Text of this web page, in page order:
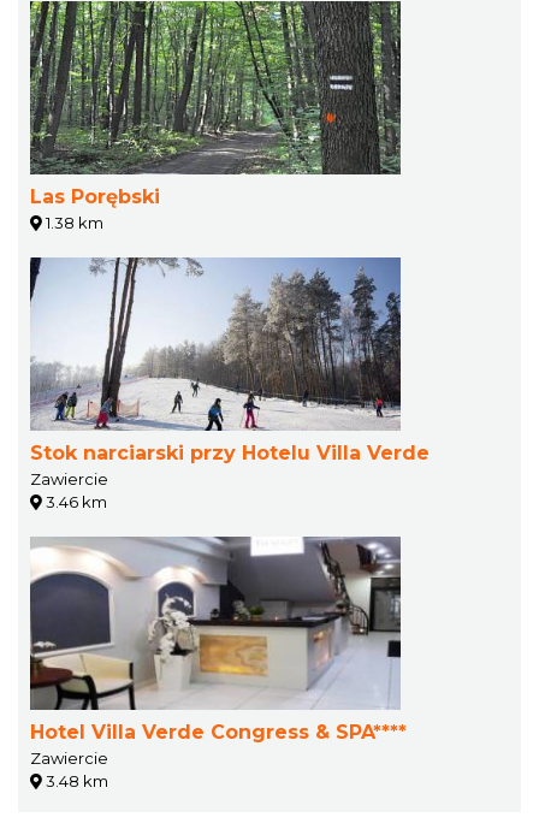
Las Porębski
1.38 km
Stok narciarski przy Hotelu Villa Verde
Zawiercie
3.46 km
Hotel Villa Verde Congress & SPA****
Zawiercie
3.48 km